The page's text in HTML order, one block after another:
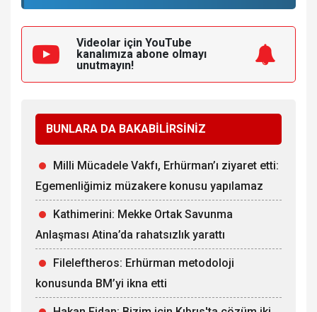
Videolar için YouTube
kanalımıza abone olmayı
unutmayın!
BUNLARA DA BAKABİLİRSİNİZ
Milli Mücadele Vakfı, Erhürman’ı ziyaret etti:
Egemenliğimiz müzakere konusu yapılamaz
Kathimerini: Mekke Ortak Savunma
Anlaşması Atina’da rahatsızlık yarattı
Fileleftheros: Erhürman metodoloji
konusunda BM’yi ikna etti